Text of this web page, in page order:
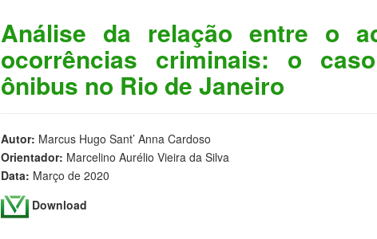
Análise da relação entre o
ocorrências criminais: o
ônibus no Rio de Janeiro
Autor: Marcus Hugo Sant’ Anna Cardoso
Orientador: Marcelino Aurélio Vieira da Silva
Data: Março de 2020
Download